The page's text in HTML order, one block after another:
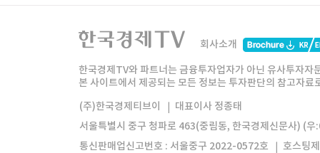
한국경제TV
한경미디어그룹 한국경제신문 한국경제
모바일앱 한국경제TV앱
회사소개
한국경제TV와 파트너는 금융투자업자가 아닌 유사투자
본 사이트에서 제공되는 모든 정보는 투자판단의 참고자
(주)한국경제티브이
대표이사 정종태
서울특별시 중구 청파로 463(중림동, 한국경제신문사) (
통신판매업신고번호 : 서울중구 2022-0572호
호스팅